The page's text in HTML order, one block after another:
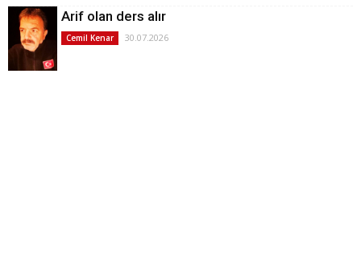
Arif olan ders alır
Cemil Kenar 30.07.2026